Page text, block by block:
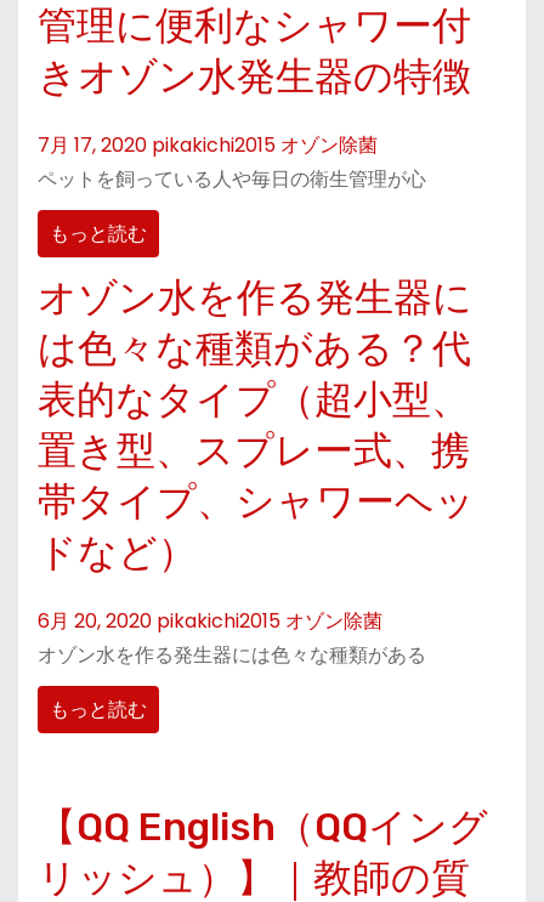
管理に便利なシャワー付
きオゾン水発生器の特徴
7月 17, 2020 pikakichi2015 オゾン除菌
ペットを飼っている人や毎日の衛生管理が心
もっと読む
オゾン水を作る発生器に
は色々な種類がある？代
表的なタイプ（超小型、
置き型、スプレー式、携
帯タイプ、シャワーヘッ
ドなど）
6月 20, 2020 pikakichi2015 オゾン除菌
オゾン水を作る発生器には色々な種類がある
もっと読む
【QQ English（QQイング
リッシュ）】｜教師の質